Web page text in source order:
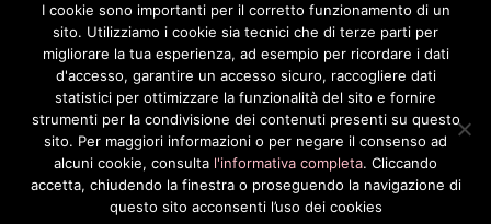
Da conoscere
Da preservare
Da vivere
Cookie Policy
Privacy Policy Cookie Policy
I cookie sono importanti per il corretto funzionamento di un
sito. Utilizziamo i cookie sia tecnici che di terze parti per
migliorare la tua esperienza, ad esempio per ricordare i dati
d'accesso, garantire un accesso sicuro, raccogliere dati
statistici per ottimizzare la funzionalità del sito e fornire
strumenti per la condivisione dei contenuti presenti su questo
sito. Per maggiori informazioni o per negare il consenso ad
alcuni cookie, consulta l'informativa completa. Cliccando
accetta, chiudendo la finestra o proseguendo la navigazione di
questo sito acconsenti l’uso dei cookies